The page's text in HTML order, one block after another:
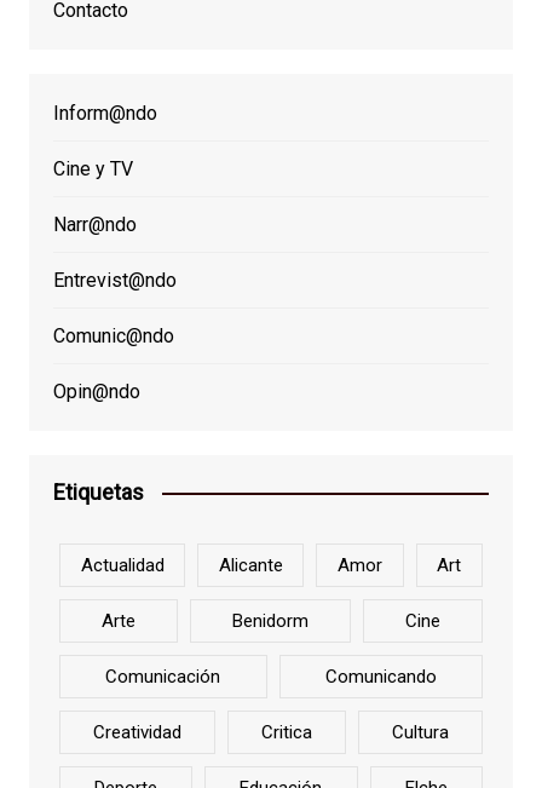
Contacto
Inform@ndo
Cine y TV
Narr@ndo
Entrevist@ndo
Comunic@ndo
Opin@ndo
Etiquetas
Actualidad Alicante Amor Art
Arte Benidorm Cine
Comunicación Comunicando
Creatividad Critica Cultura